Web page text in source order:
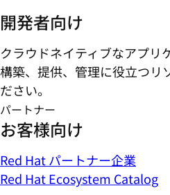
開発者向け
クラウドネイティブなアプリ
構築、提供、管理に役立つリ
ださい。
パートナー
お客様向け
Red Hat パートナー企業
Red Hat Ecosystem Catalog